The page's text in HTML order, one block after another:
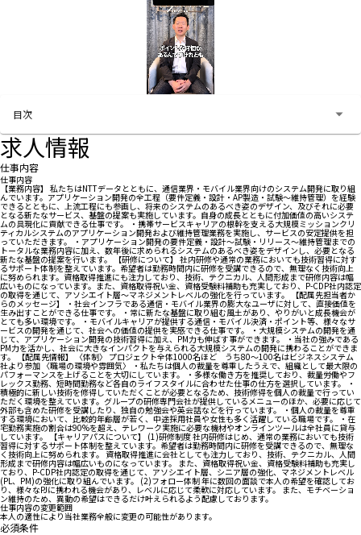
目次
求人情報
仕事内容
仕事内容
【業務内容】 私たちはNTTデータとともに、通信業界・モバイル業界向けのシステム開発に取り組
んでいます。アプリケーション開発の全工程（要件定義・設計・AP製造・試験～維持管理）を経験
できるとともに、上流工程にも参画し、将来のシステムのあるべき姿のデザイン、及びそれに必要
となる新たなサービス、基盤の提案も実施しています。自身の成長とともに付加価値の高いシステ
ムの具現化に貢献できる仕事です。 ・携帯サービスキャリアの根幹を支える大規模ミッションクリ
ティカルシステムのアプリケーション開発および維持管理業務を実施し、サービスの安定提供を担
っていただきます。 ・アプリケーション開発の要件定義・設計～試験・リリース～維持管理までの
トータルな業務内容に加え、数年後に求められるシステムのあるべき姿をデザインし、必要となる
新たな基盤の提案を行います。 【研修について】 社内研修や通常の業務においても技術習得に対す
るサポート体制を整えています。希望者は勤務時間内に研修を受講できるので、無理なく技術向上
に努められます。資格取得推進にも注力しており、技術、テクニカル、人間形成まで研修内容は幅
広いものになっています。また、資格取得祝い金、資格受験料補助も充実しており、P-CDP社内認定
の取得を通じて、アソシエイト層～マネジメントレベルの強化を行っています。 【配属先担当者か
らのメッセージ】 ・社会インフラである通信・モバイル業界の膨大なユーザに対して、直接価値を
生み出すことができる仕事です。 ・常に新たな基盤に取り組む風土があり、やりがいと成長機会が
とても多い環境です。 ・モバイルキャリアが提供する通信・モバイル決済・ポイント等、様々なサ
ービスの開発を通じて、社会への価値の提供を実感できる仕事です。 ・大規模システムの開発を通
じて、アプリケーション開発の技術習得に加え、PM力も伸ばす事ができます。 ・当社の強みである
PM力を活かし、社会に大きなインパクトを与えられる大規模システムの開発に携わることができま
す。 【配属先情報】 〈体制〉 プロジェクト全体1000名ほど うち80～100名はビジネスシステム
社より参加 〈職場の環境や雰囲気〉 ・私たちは個人の裁量を尊重したうえで、組織として最大限の
パフォーマンスを上げることを大切にしています。 ・多様な働き方を推奨しており、裁量労働やフ
レックス勤務、短時間勤務など各自のライフスタイルに合わせた仕事の仕方を選択しています。 ・
積極的に新しい技術を修得していただくことが必要となるため、技術修得を個人の裁量で行ってい
ただく環境を整えています。グループの研修専門会社が提供しているメニューのほか、必要に応じて
外部も含めた研修を受講したり、独自の勉強会や英会話などを行っています。 ・個人の裁量を尊重
する環境において、比較的年齢層が若く、中途採用社員や女性も多く活躍している職場です。 ・在
宅勤務実施の割合は90%を超え、テレワーク実施に必要な機材やオンラインツールは全社員に貸与
しています。 【キャリアパスについて】 (1)研修制度 社内研修はじめ、通常の業務においても技術
習得に対するサポート体制を整えています。希望者は勤務時間内に研修を受講できるので、無理な
く技術向上に努められます。 資格取得推進に会社としても注力しており、技術、テクニカル、人間
形成まで研修内容は幅広いものになっています。 また、資格取得祝い金、資格受験料補助も充実し
ており、P-CDP社内認定の取得を通じて、アソシエイト層、シニア層の強化、マネジメントレベル
(PL、PM)の強化に取り組んでいます。 (2)フォロー体制 年に数回の面談で本人の希望を確認してお
り、様々なPJに携われる機会があり、レベルに応じて柔軟に対応しています。 また、モチベーショ
ン維持のため、異動の希望はできるだけ叶えられるよう配慮しております。
仕事内容の変更範囲
本人の適性により当社業務全般に変更の可能性があります。
必須条件